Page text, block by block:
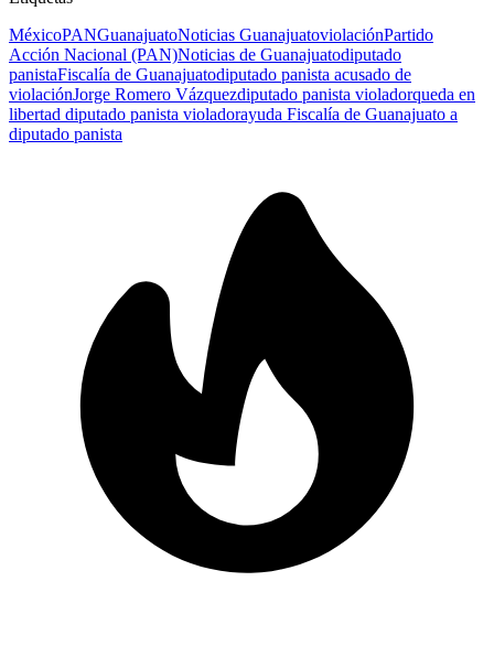
MéxicoPANGuanajuatoNoticias GuanajuatoviolaciónPartido
Acción Nacional (PAN)Noticias de Guanajuatodiputado
panistaFiscalía de Guanajuatodiputado panista acusado de
violaciónJorge Romero Vázquezdiputado panista violadorqueda en
libertad diputado panista violadorayuda Fiscalía de Guanajuato a
diputado panista